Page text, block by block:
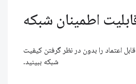
اطمینان شبکه
اعتماد را بدون در نظر گرفتن کیفیت
شبکه ببینید.